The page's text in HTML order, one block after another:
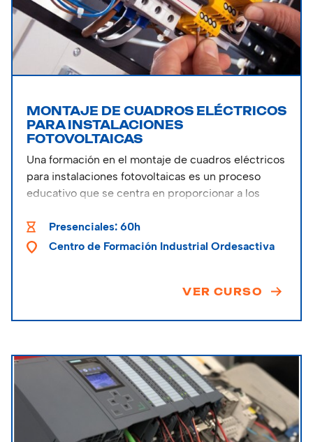
MONTAJE DE CUADROS ELÉCTRICOS
PARA INSTALACIONES
FOTOVOLTAICAS
Una formación en el montaje de cuadros eléctricos
para instalaciones fotovoltaicas es un proceso
educativo que se centra en proporcionar a los
necesarios para llevar a cabo la instalación y
montaje de los componentes eléctricos de un
Presenciales: 60h
Centro de Formación Industrial Ordesactiva
VER CURSO